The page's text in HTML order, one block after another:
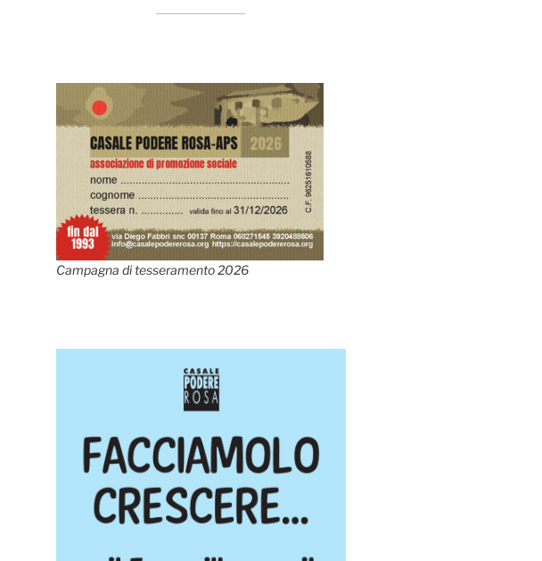
Campagna di tesseramento 2026